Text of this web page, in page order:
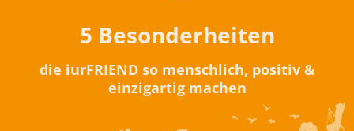
5 Besonderheiten
die iurFRIEND so menschlich, positiv &
einzigartig machen